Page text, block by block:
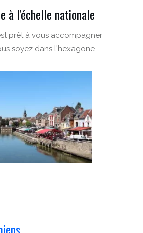
à l'échelle nationale
prêt à vous accompagner
soyez dans l'hexagone.